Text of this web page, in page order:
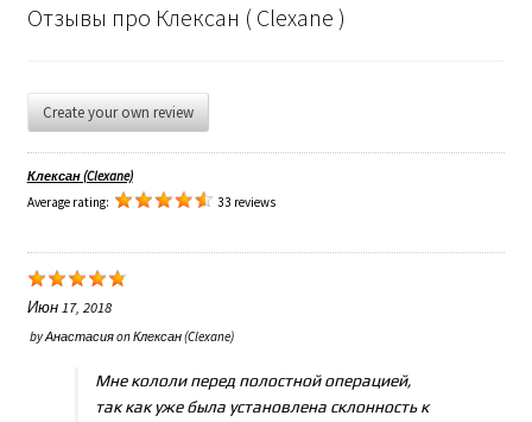
Отзывы про Клексан ( Clexane )
Create your own review
Клексан (Clexane)
Average rating:
33 reviews
Июн 17, 2018
byАнастасияonКлексан (Clexane)
Мне кололи перед полостной операцией,
так как уже была установлена склонность к